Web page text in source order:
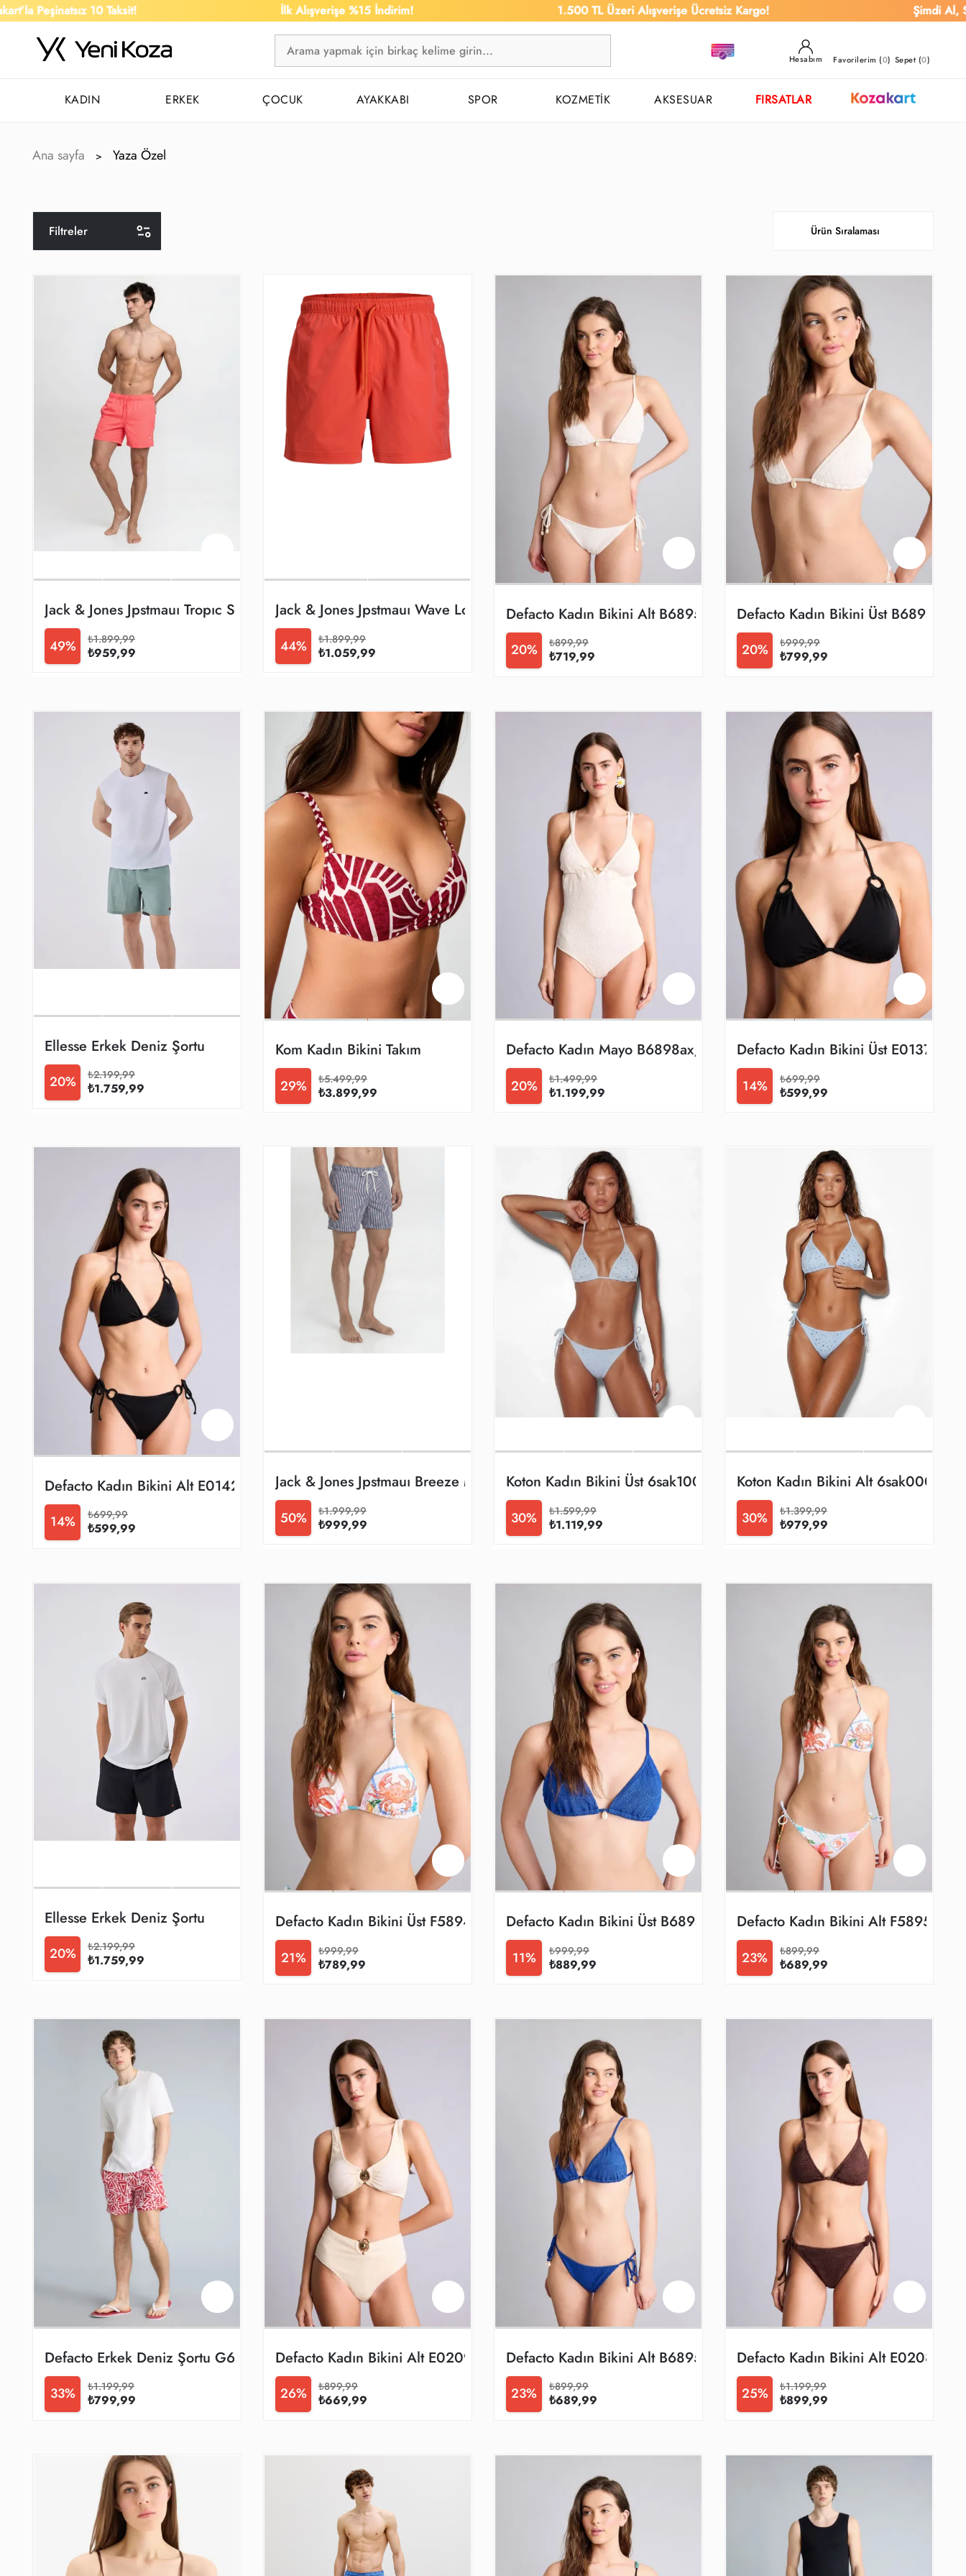
10 Taksit! İlk Alışverişe %15 İndirim! 1.500 TL Üzeri Alışverişe Ücretsiz Kargo! Şimdi Al, Sonra
Hesabım Favorilerim (0) Sepet (0)
KADIN ERKEK ÇOCUK AYAKKABI SPOR KOZMETİK AKSESUAR FIRSATLAR
Ana sayfa > Yaza Özel
Filtreler
Jack & Jones Jpstmauı Tropıc Solıd Swım Shorts Reg Sn Erkek Deniz Şortu 12291385
49% ₺959,99
₺1.899,99
Jack & Jones Jpstmauı Wave Logo Swım Shorts Reg Sn Erkek Deniz Şortu 12291391
44% ₺1.059,99
₺1.899,99
Defacto Kadın Bikini Alt B6895ax/er103
20% ₺719,99
₺899,99
Defacto Kadın Bikini Üst B6894ax/
20% ₺799,99
₺999,99
Ellesse Erkek Deniz Şortu
20% ₺1.759,99
₺2.199,99
Kom Kadın Bikini Takım
29% ₺3.899,99
₺5.499,99
Defacto Kadın Mayo B6898ax/er103
20% ₺1.199,99
₺1.499,99
Defacto Kadın Bikini Üst E0137ax/
14% ₺599,99
₺699,99
Defacto Kadın Bikini Alt E0142ax/bk81
14% ₺599,99
₺699,99
Jack & Jones Jpstmauı Breeze Mını Strıpe Swım Srt Sn Erkek Deniz Şortu 12291425
50% ₺999,99
₺1.999,99
Koton Kadın Bikini Üst 6sak10024mm
30% ₺1.119,99
₺1.599,99
Koton Kadın Bikini Alt
30% ₺979,99
₺1.399,99
Ellesse Erkek Deniz Şortu
20% ₺1.759,99
₺2.199,99
Defacto Kadın Bikini Üst F5894ax/wt16
21% ₺789,99
₺999,99
Defacto Kadın Bikini Üst B6894ax/be114
11% ₺889,99
₺999,99
Defacto Kadın Bikini Alt F5895ax/
23% ₺689,99
₺899,99
Defacto Erkek Deniz Şortu G6943ax/rd79
33% ₺799,99
₺1.199,99
Defacto Kadın Bikini Alt E0209ax/wt16
26% ₺669,99
₺899,99
Defacto Kadın Bikini Alt B6895ax/be114
23% ₺689,99
₺899,99
Defacto Kadın Bikini Alt E0208ax/
25% ₺899,99
₺1.199,99